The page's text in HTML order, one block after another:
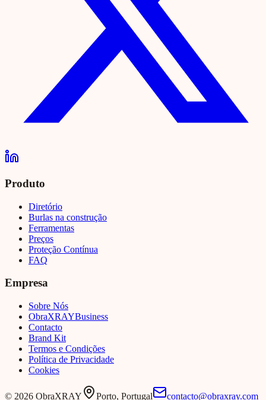
Produto
Diretório
Burlas na construção
Ferramentas
Preços
Proteção Contínua
FAQ
Empresa
Sobre Nós
ObraXRAYBusiness
Contacto
Brand Kit
Termos e Condições
Política de Privacidade
Cookies
© 2026 ObraXRAY Porto, Portugal contacto@obraxray.com